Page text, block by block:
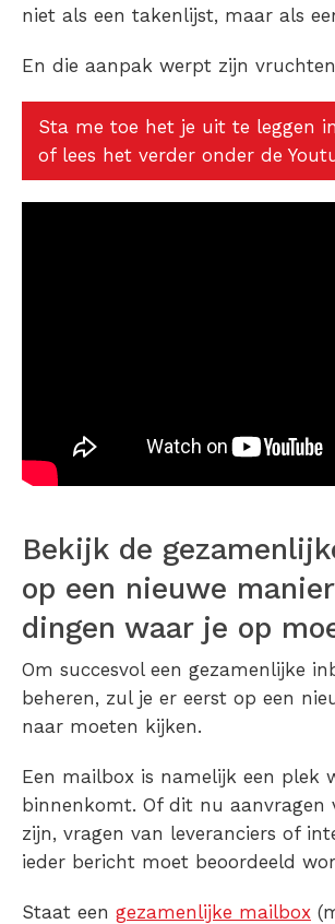
niet als een takenlijst, maar als
En die aanpak werpt zijn
Sta me toe het je uit te leggen
of lees het verder onder de
Bekijk de
op een nieuwe
dingen waar je op
Om succesvol een gezamenlijke
beheren, zul je er eerst op een
naar moeten kijken.
Een mailbox is namelijk een plek
binnenkomt. Of dit nu aanvragen
zijn, vragen van leveranciers of
ieder bericht moet beoordeeld
Staat een gezamenlijke mailbox